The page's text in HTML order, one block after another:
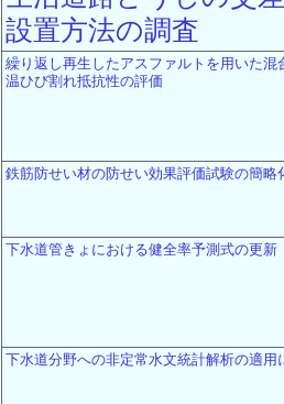
設置方法の調査
繰り返し再生したアスファルトを用いた
温ひび割れ抵抗性の評価
鉄筋防せい材の防せい効果評価試験の簡略
下水道管きょにおける健全率予測式の更新
下水道分野への非定常水文統計解析の適用